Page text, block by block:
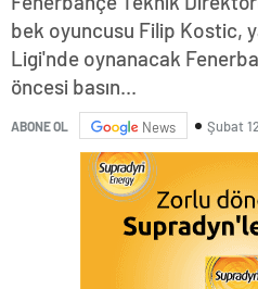
bek oyuncusu Filip Kostic,
Ligi'nde oynanacak
öncesi basın...
ABONE OL News Şubat